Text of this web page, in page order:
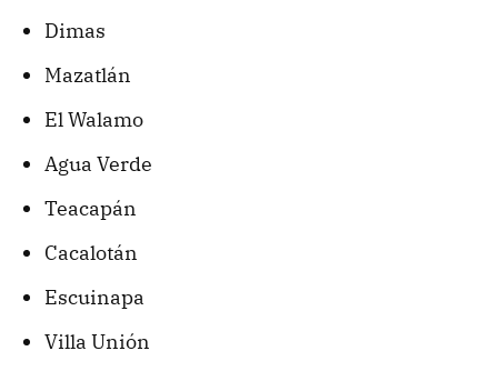
Dimas
Mazatlán
El Walamo
Agua Verde
Teacapán
Cacalotán
Escuinapa
Villa Unión